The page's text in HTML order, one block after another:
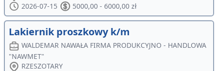
2026-07-15
5000,00 - 6000,00 zł
Lakiernik proszkowy k/m
WALDEMAR NAWAŁA FIRMA PRODUKCYJNO - HANDLOWA
"NAWMET"
RZESZOTARY